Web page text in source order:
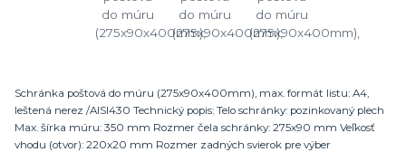
Schránka poštová do múru (275x90x400mm), max. formát listu: A4,
leštená nerez /AISI430 Technický popis: Telo schránky: pozinkovaný plech
Max. šírka múru: 350 mm Rozmer čela schránky: 275x90 mm Veľkosť
vhodu (otvor): 220x20 mm Rozmer zadných svierok pre výber